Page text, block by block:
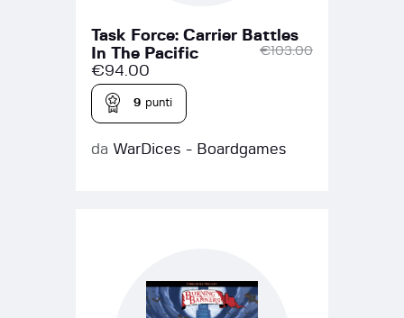
Task Force: Carrier Battles
In The Pacific
€103.00
€94.00
9 punti
da WarDices - Boardgames